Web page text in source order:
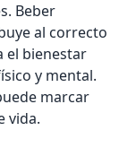
Beber
al correcto
el bienestar
y mental.
marcar
vida.